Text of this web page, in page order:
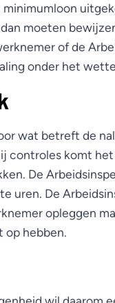
moeten
of de
onder het
wat betreft de
controles komt
De
uren. De
opleggen
op hebben.